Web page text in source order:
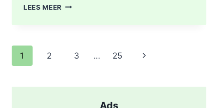
LEES MEER SCHOTEN
GEWONDE
NA
Paginanavigatie
1 2 3 … 25
Volgende
Ads